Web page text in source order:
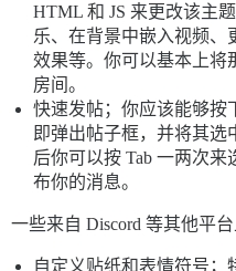
HTML 和 JS 来更改该主
乐、在背景中嵌入视频、
效果等。你可以基本上将
房间。
快速发帖；你应该能够按
即弹出帖子框，并将其
后你可以按 Tab 一两次来
布你的消息。
一些来自 Discord 等其他平台
自定义贴纸和表情符号；